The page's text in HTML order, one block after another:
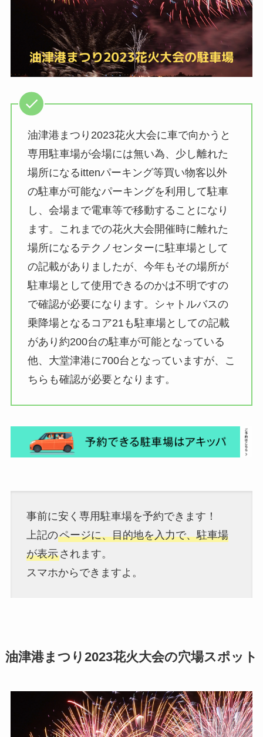
油津港まつり2023花火大会に車で向かうと
専用駐車場が会場には無い為、少し離れた
場所になるittenパーキング等買い物客以外
の駐車が可能なパーキングを利用して駐車
し、会場まで電車等で移動することになり
ます。これまでの花火大会開催時に離れた
場所になるテクノセンターに駐車場として
の記載がありましたが、今年もその場所が
駐車場として使用できるのかは不明ですの
で確認が必要になります。シャトルバスの
乗降場となるコア21も駐車場としての記載
があり約200台の駐車が可能となっている
他、大堂津港に700台となっていますが、こ
ちらも確認が必要となります。
事前に安く専用駐車場を予約できます！
上記のページに、目的地を入力で、駐車場
が表示されます。
スマホからできますよ。
油津港まつり2023花火大会の穴場スポット